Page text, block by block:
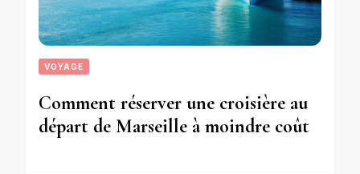
VOYAGE
Comment réserver une croisière au
départ de Marseille à moindre coût